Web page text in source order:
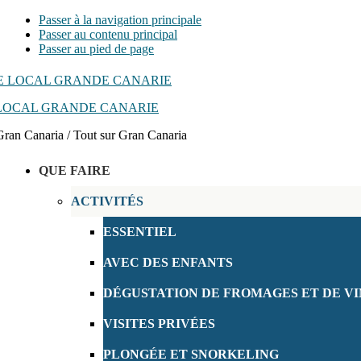
Passer à la navigation principale
Passer au contenu principal
Passer au pied de page
GRANDE CANARIE
Canaria / Tout sur Gran Canaria
QUE FAIRE
ACTIVITÉS
ESSENTIEL
AVEC DES ENFANTS
DÉGUSTATION DE FROMAGES ET DE
VISITES PRIVÉES
PLONGÉE ET SNORKELING